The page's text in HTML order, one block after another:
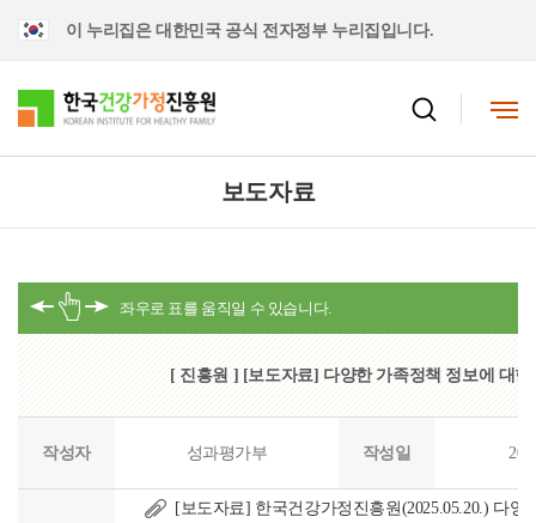
이 누리집은 대한민국 공식 전자정부 누리집입니다.
보도자료
[ 진흥원 ] [보도자료] 다양한 가족정책 정보에 대
작성자 성과평가부 작성일
[보도자료] 한국건강가정진흥원(2025.05.20.) 다